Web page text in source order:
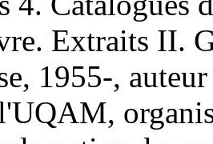
Extraits II.
1955-,